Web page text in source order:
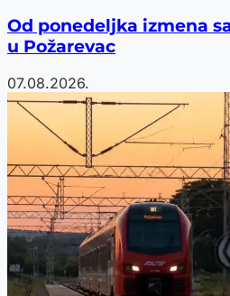
Od ponedeljka izmena
u Požarevac
07.08.2026.